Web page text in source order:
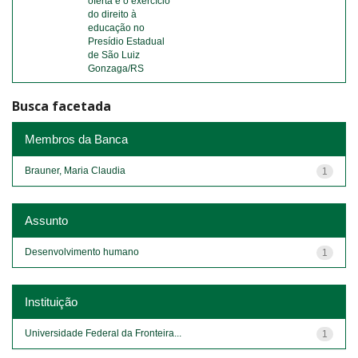
do direito à
educação no
Presídio Estadual
de São Luiz
Gonzaga/RS
Busca facetada
Membros da Banca
1
Brauner, Maria Claudia
Assunto
1
Desenvolvimento humano
Instituição
1
Universidade Federal da Fronteira...